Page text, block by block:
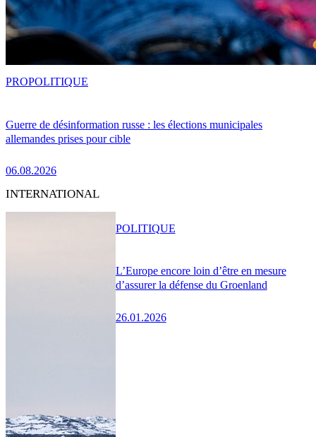
Guerre de désinformation russe : les élections municipales
allemandes prises pour cible
06.08.2026
PROPOLITIQUE
INTERNATIONAL
L’Europe encore loin d’être en mesure
d’assurer la défense du Groenland
26.01.2026
POLITIQUE